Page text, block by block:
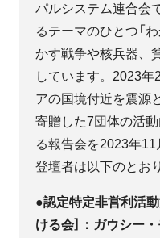
パルシステム連合会
るテーマのひとつ「
かす戦争や核兵器、
しています。2023年
アの国境付近を震源
寄贈した7団体の活
る報告会を2023年
登壇者は以下のとおり
●認定特定非営利活
ける会］：ガウシー